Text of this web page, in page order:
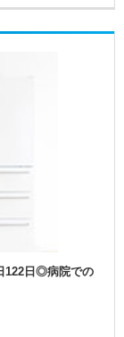
122日◎病院での